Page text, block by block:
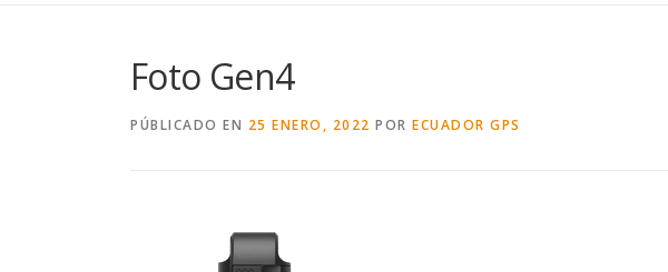
Foto Gen4
PÚBLICADO EN 25 ENERO, 2022 POR ECUADOR GPS